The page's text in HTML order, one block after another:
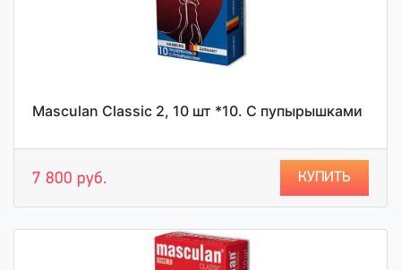
Masculan Classic 2, 10 шт *10. С пупырышками
7 800 руб. КУПИТЬ